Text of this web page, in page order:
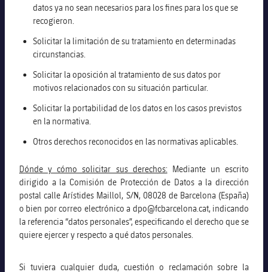
datos ya no sean necesarios para los fines para los que se
recogieron.
Solicitar la limitación de su tratamiento en determinadas
circunstancias.
Solicitar la oposición al tratamiento de sus datos por
motivos relacionados con su situación particular.
Solicitar la portabilidad de los datos en los casos previstos
en la normativa.
Otros derechos reconocidos en las normativas aplicables.
Dónde y cómo solicitar sus derechos:Mediante un escrito
dirigido a la Comisión de Protección de Datos a la dirección
postal calle Arístides Maillol, S/N, 08028 de Barcelona (España)
o bien por correo electrónico a dpo@fcbarcelona.cat, indicando
la referencia “datos personales”, especificando el derecho que se
quiere ejercer y respecto a qué datos personales.
Si tuviera cualquier duda, cuestión o reclamación sobre la